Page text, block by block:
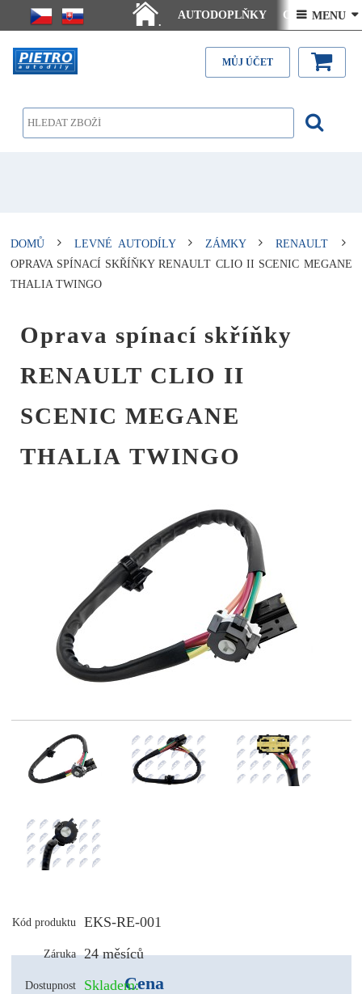
.
AUTODOPLŇKY Ceny doručení
Články - návody Kontakt
 MENU 
MŮJ ÚČET
DOMŮ LEVNÉ AUTODÍLY ZÁMKY
RENAULT
OPRAVA SPÍNACÍ SKŘÍŇKY RENAULT CLIO II SCENIC MEGANE
THALIA TWINGO
Oprava spínací skříňky
RENAULT CLIO II
SCENIC MEGANE
THALIA TWINGO
Kód produktu EKS-RE-001
Záruka 24 měsíců
Dostupnost
Skladem:Cena